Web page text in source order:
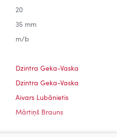
20
35 mm
m/b
Dzintra Geka-Vaska
Dzintra Geka-Vaska
Aivars Lubānietis
Mārtiņš Brauns